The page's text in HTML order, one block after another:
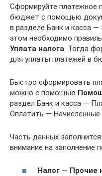
Сформируйте платежное
бюджет с помощью
в разделе Банк и касса
этом необходимо
Уплата налога. Тогда
для уплаты платежей в
Быстро сформировать
можно с помощью
раздел Банк и касса —
Оплатить — Начисленные
Часть данных
внимание на заполнение
Налог — Прочие